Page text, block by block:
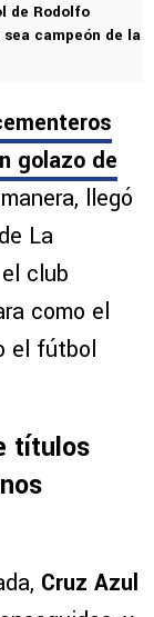
de Rodolfo
campeón de la
golazo de
llegó
La
club
como el
el fútbol
títulos
Cruz Azul